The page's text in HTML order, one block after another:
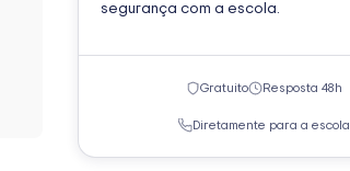
segurança com a escola.
Gratuito Resposta 48h
Diretamente para a escola